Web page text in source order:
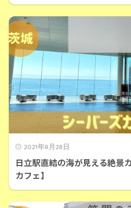
2021年8月28日
日立駅直結の海が見える絶景
カフェ】